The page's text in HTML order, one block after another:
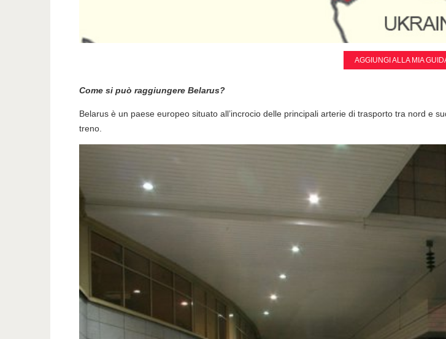
AGGIUNGI ALLA MIA
Come si può raggiungere Belarus?
Belarus è un paese europeo situato all’incrocio delle principali arterie di trasporto tra nord e
treno.